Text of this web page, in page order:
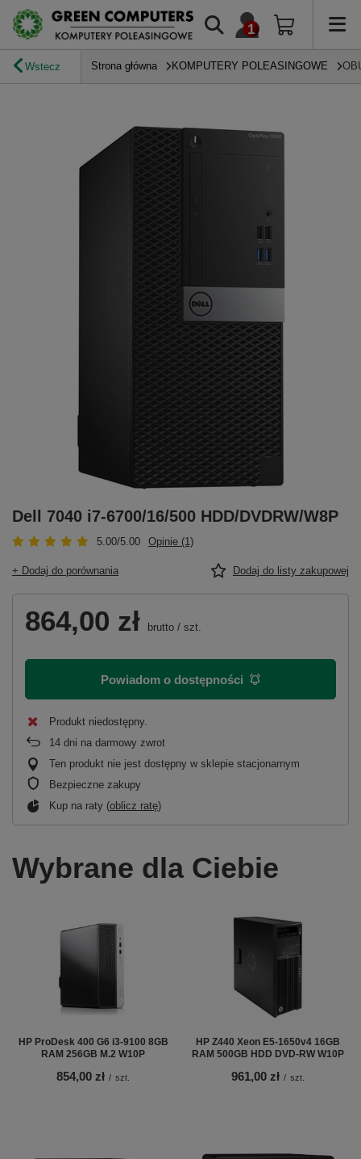
Wstecz Strona główna KOMPUTERY POLEASINGOWE
Dell 7040 i7-6700/16/500 HDD/DVDRW/W8P
5.00/5.00 Opinie (1)
+ Dodaj do porównania Dodaj do listy zakupowej
864,00 zł brutto / szt.
Powiadom o dostępności
Produkt niedostępny
14 dni na darmowy zwrot
Ten produkt nie jest dostępny w sklepie stacjonarnym
Bezpieczne zakupy
Kup na raty (oblicz ratę)
Wybrane dla Ciebie
HP ProDesk 400 G6 i3-9100 8GB
RAM 256GB M.2 W10P
854,00 zł / szt.
HP Z440 Xeon E5-1650v4 16GB
RAM 500GB HDD DVD-RW W10P
961,00 zł / szt.